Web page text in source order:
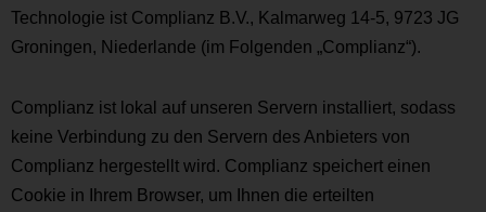
Technologie ist Complianz B.V., Kalmarweg 14-5, 9723 JG
Groningen, Niederlande (im Folgenden „Complianz“).
Complianz ist lokal auf unseren Servern installiert, sodass
keine Verbindung zu den Servern des Anbieters von
Complianz hergestellt wird. Complianz speichert einen
Cookie in Ihrem Browser, um Ihnen die erteilten